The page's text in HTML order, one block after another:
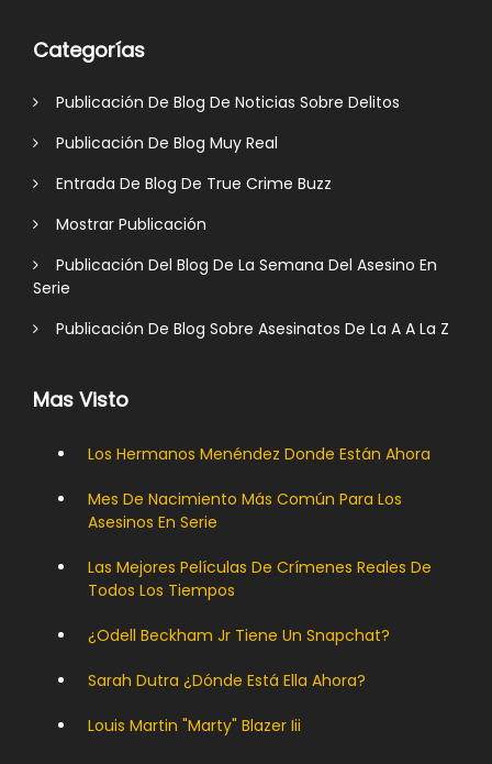
Categorías
Publicación De Blog De Noticias Sobre Delitos
Publicación De Blog Muy Real
Entrada De Blog De True Crime Buzz
Mostrar Publicación
Publicación Del Blog De La Semana Del Asesino En
Serie
Publicación De Blog Sobre Asesinatos De La A A La Z
Mas Visto
Los Hermanos Menéndez Donde Están Ahora
Mes De Nacimiento Más Común Para Los
Asesinos En Serie
Las Mejores Películas De Crímenes Reales De
Todos Los Tiempos
¿Odell Beckham Jr Tiene Un Snapchat?
Sarah Dutra ¿dónde Está Ella Ahora?
Louis Martin "marty" Blazer Iii